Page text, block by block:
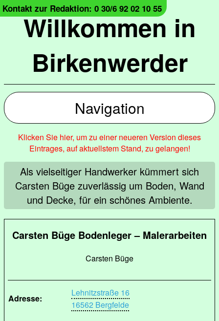
Willkommen in
Birkenwerder
Kontakt zur Redaktion: 0 30/6 92 02 10 55
Navigation
Klicken Sie hier, um zu einer neueren Version dieses
Eintrages, auf aktuellstem Stand, zu gelangen!
Als vielseitiger Handwerker kümmert sich
Carsten Büge zuverlässig um Boden, Wand
und Decke, für ein schönes Ambiente.
Carsten Büge Bodenleger – Malerarbeiten
Carsten Büge
Adresse:
Lehnitzstraße 16
16562 Bergfelde